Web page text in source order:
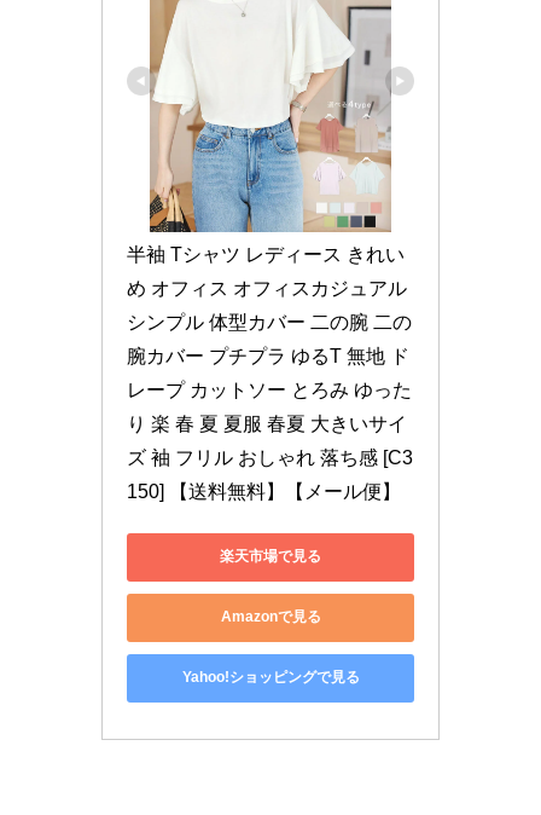
半袖 Tシャツ レディース きれい
め オフィス オフィスカジュアル
シンプル 体型カバー 二の腕 二の
腕カバー プチプラ ゆるT 無地 ド
レープ カットソー とろみ ゆった
り 楽 春 夏 夏服 春夏 大きいサイ
ズ 袖 フリル おしゃれ 落ち感 [C3
150] 【送料無料】【メール便】
楽天市場で見る
Amazonで見る
Yahoo!ショッピングで見る